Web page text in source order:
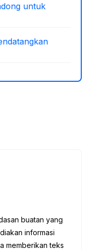
untuk
buatan yang
informasi
memberikan teks